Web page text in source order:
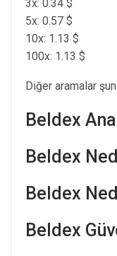
3x: 0.34 $
5x: 0.57 $
10x: 1.13 $
100x: 1.13 $
Diğer aramalar
Beldex
Beldex
Beldex
Beldex